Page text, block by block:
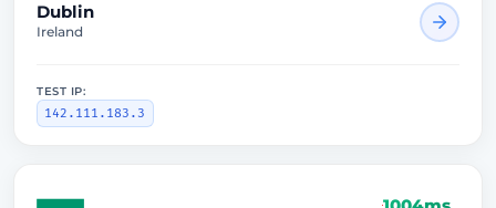
Dublin
Ireland
TEST IP:
142.111.183.3